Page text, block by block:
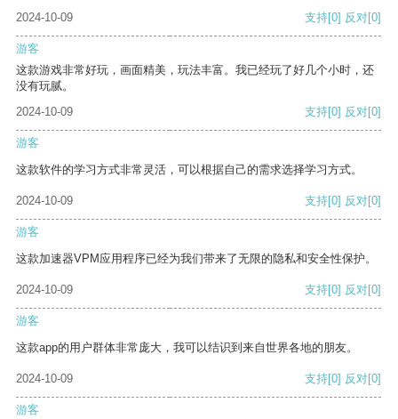
2024-10-09
支持[0] 反对[0]
游客
这款游戏非常好玩，画面精美，玩法丰富。我已经玩了好几个小时，还
没有玩腻。
2024-10-09
支持[0] 反对[0]
游客
这款软件的学习方式非常灵活，可以根据自己的需求选择学习方式。
2024-10-09 支持[0] 反对[0]
游客
这款加速器VPM应用程序已经为我们带来了无限的隐私和安全性保护。
2024-10-09 支持[0] 反对[0]
游客
这款app的用户群体非常庞大，我可以结识到来自世界各地的朋友。
2024-10-09 支持[0] 反对[0]
游客